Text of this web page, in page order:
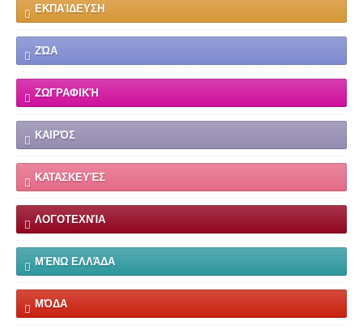
ΕΚΠΑΊΔΕΥΣΗ
ΖΏΑ
ΖΩΓΡΑΦΙΚΉ
ΚΑΙΡΌΣ
ΚΑΤΑΣΚΕΥΈΣ
ΛΟΓΟΤΕΧΝΊΑ
ΜΈΝΩ ΕΛΛΆΔΑ
ΜΌΔΑ